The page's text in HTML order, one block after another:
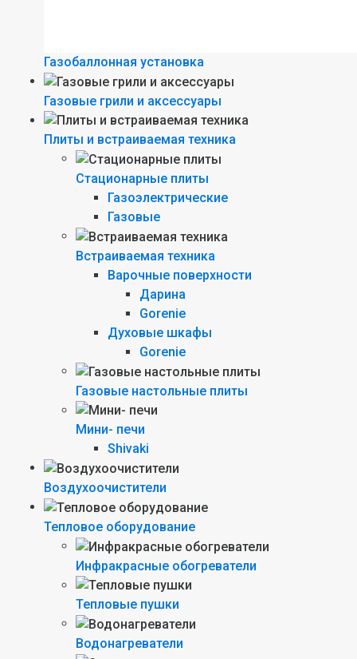
Газобаллонная установка
Газовые грили и аксессуары
Плиты и встраиваемая техника
Стационарные плиты
Газоэлектрические
Газовые
Встраиваемая техника
Варочные поверхности
Дарина
Gorenie
Духовые шкафы
Gorenie
Газовые настольные плиты
Мини- печи
Shivaki
Воздухоочистители
Тепловое оборудование
Инфракрасные обогреватели
Тепловые пушки
Водонагреватели